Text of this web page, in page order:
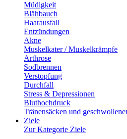
Müdigkeit
Blähbauch
Haarausfall
Entzündungen
Akne
Muskelkater / Muskelkrämpfe
Arthrose
Sodbrennen
Verstopfung
Durchfall
Stress & Depressionen
Bluthochdruck
Tränensäcken und
Ziele
Zur Kategorie Ziele